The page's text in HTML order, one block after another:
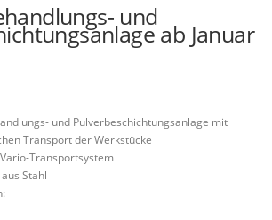
Aktuelles Leistungen Karriere
und
ab Januar
und Pulverbeschichtungsanlage mit
Transport der Werkstücke
Transportsystem
Stahl